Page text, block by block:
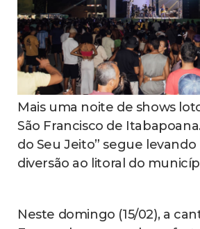
Mais uma noite de shows
São Francisco de
do Seu Jeito” segue
diversão ao litoral do
Neste domingo (15/02), a